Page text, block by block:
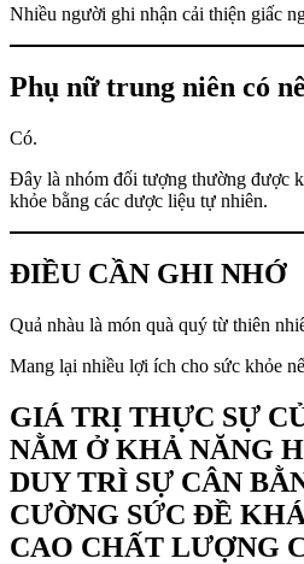
Nhiều người ghi nhận cải thiện giấc
Phụ nữ trung niên có
Có.
Đây là nhóm đối tượng thường được
khỏe bằng các dược liệu tự nhiên.
ĐIỀU CẦN GHI NHỚ
Quả nhàu là món quà quý từ thiên
Mang lại nhiều lợi ích cho sức khỏe
GIÁ TRỊ THỰC SỰ
NẰM Ở KHẢ NĂNG
DUY TRÌ SỰ CÂN
CƯỜNG SỨC ĐỀ
CAO CHẤT LƯỢNG